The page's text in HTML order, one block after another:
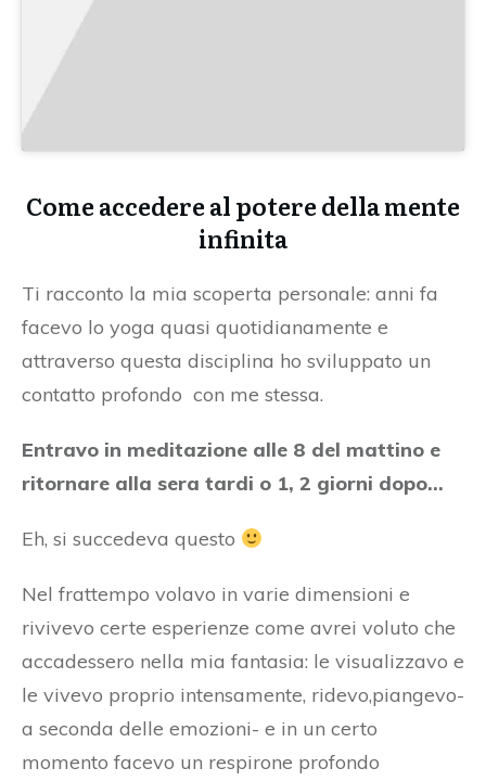
Come accedere al potere della mente
infinita
Ti racconto la mia scoperta personale: anni fa
facevo lo yoga quasi quotidianamente e
attraverso questa disciplina ho sviluppato un
contatto profondo con me stessa.
Entravo in meditazione alle 8 del mattino e
ritornare alla sera tardi o 1, 2 giorni dopo...
Eh, si succedeva questo
Nel frattempo volavo in varie dimensioni e
rivivevo certe esperienze come avrei voluto che
accadessero nella mia fantasia: le visualizzavo e
le vivevo proprio intensamente, ridevo,piangevo-
a seconda delle emozioni- e in un certo
momento facevo un respirone profondo